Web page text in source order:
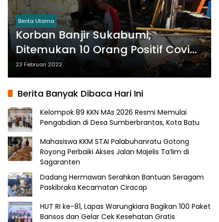
Berita Utama
Korban Banjir Sukabumi,
Ditemukan 10 Orang Positif Covid-
19
23 Februari 2022
Berita Banyak Dibaca Hari Ini
Kelompok 89 KKN MAs 2026 Resmi Memulai
Pengabdian di Desa Sumberbrantas, Kota Batu
Mahasiswa KKM STAI Palabuhanratu Gotong
Royong Perbaiki Akses Jalan Majelis Ta’lim di
Sagaranten
Dadang Hermawan Serahkan Bantuan Seragam
Paskibraka Kecamatan Ciracap
HUT RI ke-81, Lapas Warungkiara Bagikan 100 Paket
Bansos dan Gelar Cek Kesehatan Gratis